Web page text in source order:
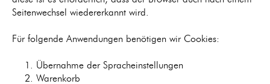
Seitenwechsel wiedererkannt wird.
Für folgende Anwendungen benötigen wir Cookies:
Übernahme der Spracheinstellungen
Warenkorb